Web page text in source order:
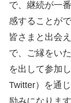
で、継続が一
感することが
皆さまと出会
で、ご縁をい
を出して参加
Twitter）を通